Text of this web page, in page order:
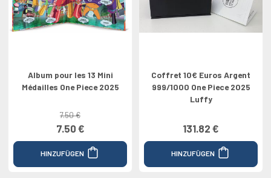
Album pour les 13 Mini
Médailles One Piece 2025
7.50 €
7.50 €
HINZUFÜGEN
Coffret 10€ Euros Argent
999/1000 One Piece 2025
Luffy
131.82 €
HINZUFÜGEN